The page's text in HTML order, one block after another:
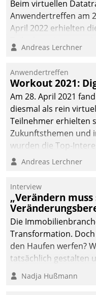
Beim virtuellen
Anwendertreffen am
April 2022 erhielten
Teilnehmer kurzweilige
Cloud-Strategien und -
Lösungen mit hohem
Zukunftspotenzial.
Andreas Lerchner
Anwendertreffen
Workout 2021:
Am 28. April 2021
diesmal als rein
Teilnehmer erhielten
Zukunftsthemen und
wurden die Top-
Andreas Lerchner
Interview
„Verändern
Die
Transformation.
den Haufen werfen?
tatsächlich gestalten
Argumente zählen
Nadja Hußmann